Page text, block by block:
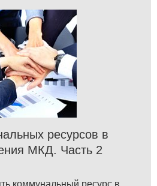
ресурсов в
МКД. Часть 2
коммунальный ресурс в